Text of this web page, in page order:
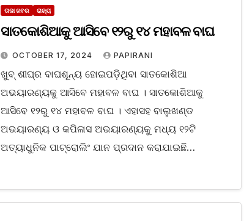
ତାଜା ଖବର ରାଜ୍ୟ
ସାତକୋଶିଆକୁ ଆସିବେ ୧୨ରୁ ୧୪ ମହାବଳ ବାଘ
OCTOBER 17, 2024 PAPIRANI
ଖୁବ୍ ଶୀଘ୍ର ବାଘଶୂନ୍ୟ ହୋଇପଡ଼ିଥିବା ସାତକୋଶିଆ
ଅଭୟାରଣ୍ୟକୁ ଆସିବେ ମହାବଳ ବାଘ । ସାତକୋଶିଆକୁ
ଆସିବେ ୧୨ରୁ ୧୪ ମହାବଳ ବାଘ । ଏହାସହ ବାଲୁଖଣ୍ଡ
ଅଭୟାରଣ୍ୟ ଓ କପିଳାସ ଅଭୟାରଣ୍ୟକୁ ମଧ୍ୟ ୧୨ଟି
ଅତ୍ୟାଧୁନିକ ପାଟ୍ରୋଲିଂ ଯାନ ପ୍ରଦାନ କରାଯାଇଛି…